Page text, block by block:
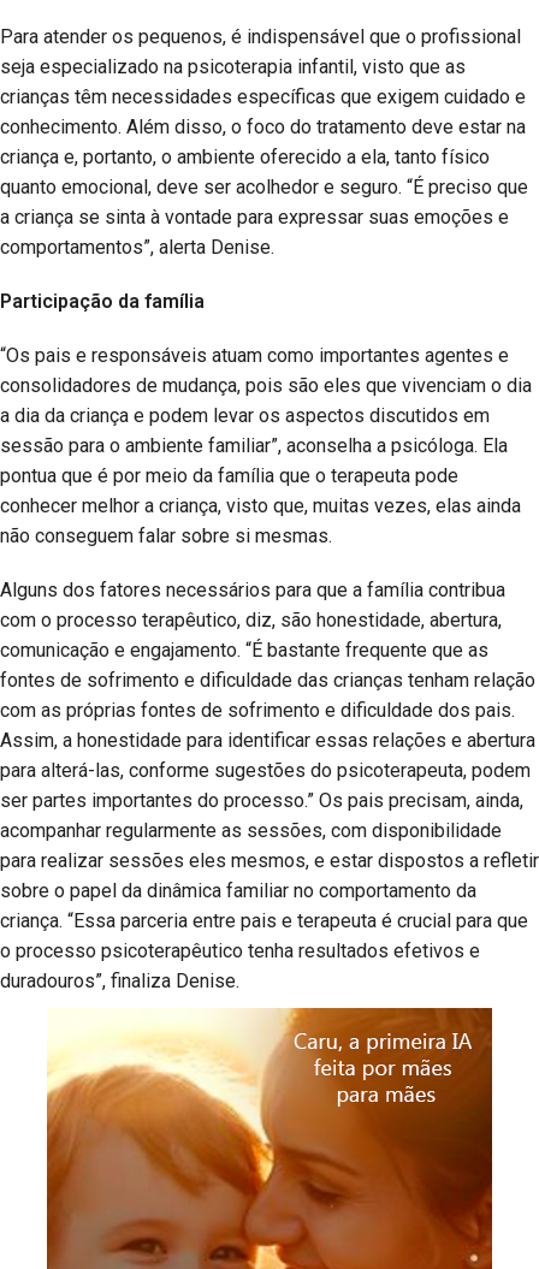
Para atender os pequenos, é indispensável que o profissional
seja especializado na psicoterapia infantil, visto que as
crianças têm necessidades específicas que exigem cuidado e
conhecimento. Além disso, o foco do tratamento deve estar na
criança e, portanto, o ambiente oferecido a ela, tanto físico
quanto emocional, deve ser acolhedor e seguro. “É preciso que
a criança se sinta à vontade para expressar suas emoções e
comportamentos”, alerta Denise.
Participação da família
“Os pais e responsáveis atuam como importantes agentes e
consolidadores de mudança, pois são eles que vivenciam o dia
a dia da criança e podem levar os aspectos discutidos em
sessão para o ambiente familiar”, aconselha a psicóloga. Ela
pontua que é por meio da família que o terapeuta pode
conhecer melhor a criança, visto que, muitas vezes, elas ainda
não conseguem falar sobre si mesmas.
Alguns dos fatores necessários para que a família contribua
com o processo terapêutico, diz, são honestidade, abertura,
comunicação e engajamento. “É bastante frequente que as
fontes de sofrimento e dificuldade das crianças tenham relação
com as próprias fontes de sofrimento e dificuldade dos pais.
Assim, a honestidade para identificar essas relações e abertura
para alterá-las, conforme sugestões do psicoterapeuta, podem
ser partes importantes do processo.” Os pais precisam, ainda,
acompanhar regularmente as sessões, com disponibilidade
para realizar sessões eles mesmos, e estar dispostos a refletir
sobre o papel da dinâmica familiar no comportamento da
criança. “Essa parceria entre pais e terapeuta é crucial para que
o processo psicoterapêutico tenha resultados efetivos e
duradouros”, finaliza Denise.